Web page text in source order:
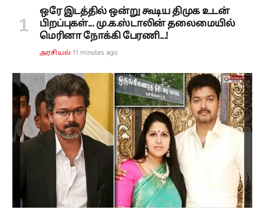
ஒரே இடத்தில் ஒன்று கூடிய திமுக உடன்
பிறப்புகள்... மு.க.ஸ்டாலின் தலைமையில்
மெரினா நோக்கி பேரணி...!
அரசியல் 11 minutes ago